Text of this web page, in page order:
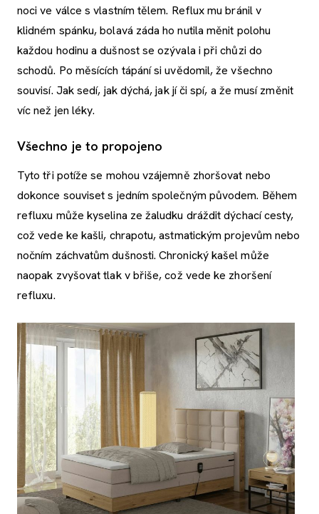
noci ve válce s vlastním tělem. Reflux mu bránil v
klidném spánku, bolavá záda ho nutila měnit polohu
každou hodinu a dušnost se ozývala i při chůzi do
schodů. Po měsících tápání si uvědomil, že všechno
souvisí. Jak sedí, jak dýchá, jak jí či spí, a že musí změnit
víc než jen léky.
Všechno je to propojeno
Tyto tři potíže se mohou vzájemně zhoršovat nebo
dokonce souviset s jedním společným původem. Během
refluxu může kyselina ze žaludku dráždit dýchací cesty,
což vede ke kašli, chrapotu, astmatickým projevům nebo
nočním záchvatům dušnosti. Chronický kašel může
naopak zvyšovat tlak v břiše, což vede ke zhoršení
refluxu.